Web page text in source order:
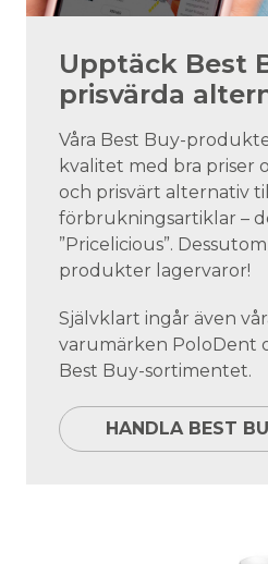
Upptäck Best
prisvärda
Våra Best Buy-
kvalitet med bra priser
och prisvärt alternativ
förbrukningsartiklar –
”Pricelicious”.
produkter lagervaror!
Självklart ingår även
varumärken PoloDent
Best Buy-sortimentet.
HANDLA BEST